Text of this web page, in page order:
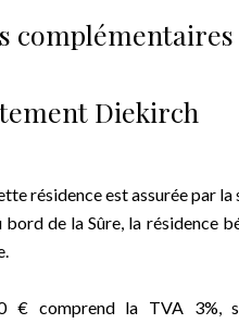
complémentaires
Diekirch
résidence est assurée par la
de la Sûre, la résidence
€ comprend la TVA 3%,